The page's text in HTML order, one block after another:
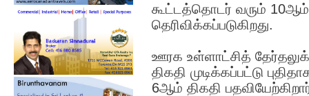
கூட்டத்தொடர் வரும் 10ஆம்
தெரிவிக்கப்படுகிறது.
ஊரக உள்ளாட்சித்
திகதி முடிக்கப்பட்டு
6ஆம் திகதி